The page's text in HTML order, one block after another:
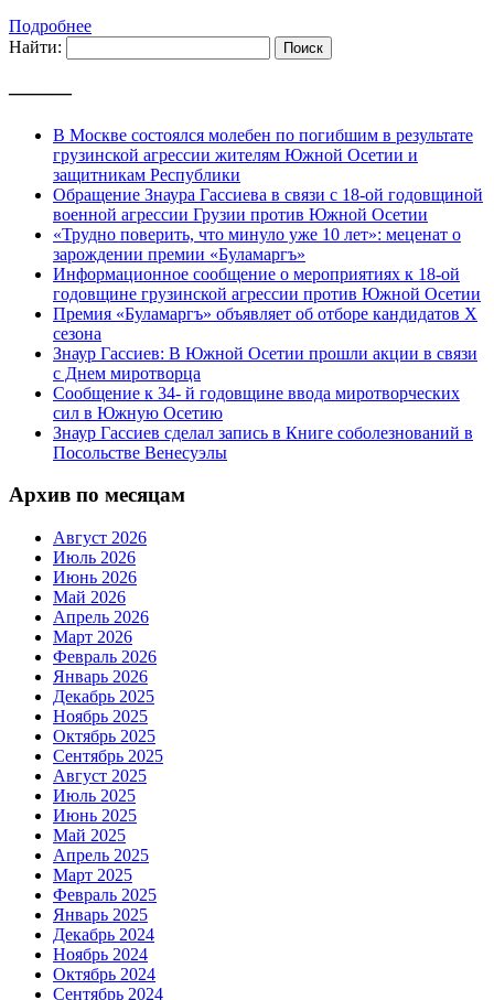
Подробнее
Найти:
———
В Москве состоялся молебен по погибшим в результате
грузинской агрессии жителям Южной Осетии и
защитникам Республики
Обращение Знаура Гассиева в связи с 18-ой годовщиной
военной агрессии Грузии против Южной Осетии
«Трудно поверить, что минуло уже 10 лет»: меценат о
зарождении премии «Буламаргъ»
Информационное сообщение о мероприятиях к 18-ой
годовщине грузинской агрессии против Южной Осетии
Премия «Буламаргъ» объявляет об отборе кандидатов Х
сезона
Знаур Гассиев: В Южной Осетии прошли акции в связи
с Днем миротворца
Сообщение к 34- й годовщине ввода миротворческих
сил в Южную Осетию
Знаур Гассиев сделал запись в Книге соболезнований в
Посольстве Венесуэлы
Архив по месяцам
Август 2026
Июль 2026
Июнь 2026
Май 2026
Апрель 2026
Март 2026
Февраль 2026
Январь 2026
Декабрь 2025
Ноябрь 2025
Октябрь 2025
Сентябрь 2025
Август 2025
Июль 2025
Июнь 2025
Май 2025
Апрель 2025
Март 2025
Февраль 2025
Январь 2025
Декабрь 2024
Ноябрь 2024
Октябрь 2024
Сентябрь 2024